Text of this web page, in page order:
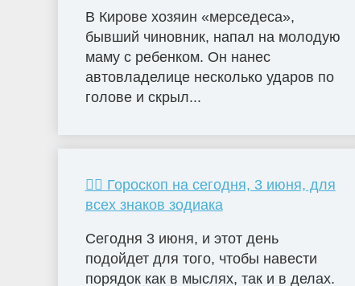
В Кирове хозяин «мерседеса»,
бывший чиновник, напал на молодую
маму с ребенком. Он нанес
автовладелице несколько ударов по
голове и скрыл...
🧙‍♀ Гороскоп на сегодня, 3 июня, для
всех знаков зодиака
Сегодня 3 июня, и этот день
подойдет для того, чтобы навести
порядок как в мыслях, так и в делах.